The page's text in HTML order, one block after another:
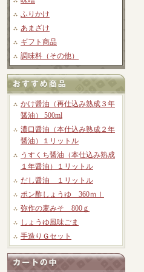
ふりかけ
あまざけ
ギフト商品
調味料（その他）
かけ醤油（再仕込み熟成３年
醤油） 500ml
濃口醤油（本仕込み熟成２年
醤油）１リットル
うすくち醤油（本仕込み熟成
１年醤油）１リットル
だし醤油 １リットル
ポン酢しょうゆ 360ｍｌ
弥作の麦みそ 800ｇ
しょうゆ風味ごま
手造りＧセット